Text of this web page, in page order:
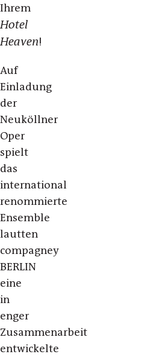
Ihrem
Hotel
Heaven!
Auf
Einladung
der
Neuköllner
Oper
spielt
das
international
renommierte
Ensemble
lautten
compagney
BERLIN
eine
in
enger
Zusammenarbeit
entwickelte